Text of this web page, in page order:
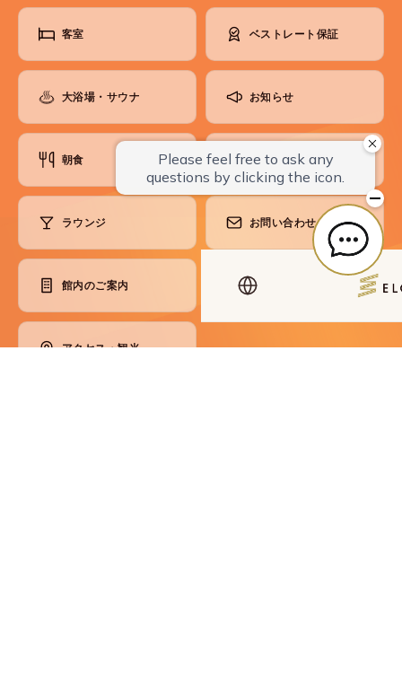
客室
大浴場・サウナ
朝食
ラウンジ
館内のご案内
アクセス・観光
ベストレート保証
お知らせ
よくあるご質問
お問い合わせ